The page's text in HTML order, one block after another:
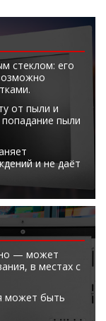
стеклом: его
от пыли и
пыли
и не даёт
— может
в местах с
может быть